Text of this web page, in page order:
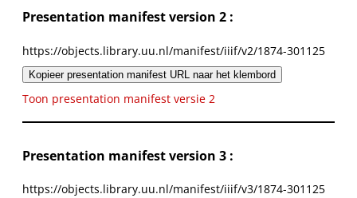
Presentation manifest version 2 :
https://objects.library.uu.nl/manifest/iiif/v2/1874-301125
Kopieer presentation manifest URL naar het klembord
Toon presentation manifest versie 2
Presentation manifest version 3 :
https://objects.library.uu.nl/manifest/iiif/v3/1874-301125